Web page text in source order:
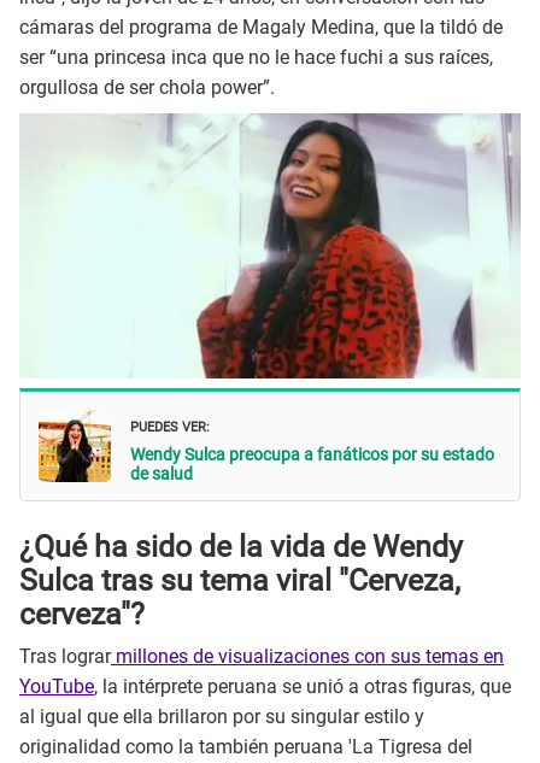
cámaras del programa de Magaly Medina, que la tildó de
ser “una princesa inca que no le hace fuchi a sus raíces,
orgullosa de ser chola power”.
PUEDES VER:
Wendy Sulca preocupa a fanáticos por su estado
de salud
¿Qué ha sido de la vida de Wendy
Sulca tras su tema viral "Cerveza,
cerveza"?
Tras lograrmillones de visualizaciones con sus temas en
YouTube, la intérprete peruana se unió a otras figuras, que
al igual que ella brillaron por su singular estilo y
originalidad como la también peruana 'La Tigresa del